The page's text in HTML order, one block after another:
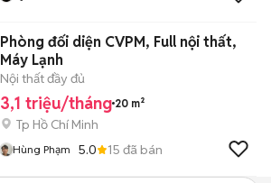
Phòng đối diện CVPM, Full nội thất,
Máy Lạnh
Nội thất đầy đủ
3,1 triệu/tháng 20 m²
Tp Hồ Chí Minh
Hùng Phạm 5.0 15 đã bán